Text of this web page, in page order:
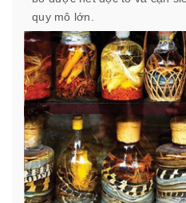
quy mô lớn.